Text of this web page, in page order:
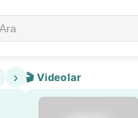
› 🎬 Videolar